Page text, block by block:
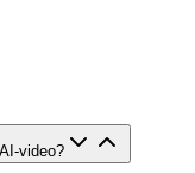
video?